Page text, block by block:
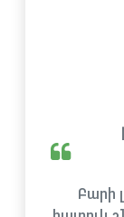
Բարի